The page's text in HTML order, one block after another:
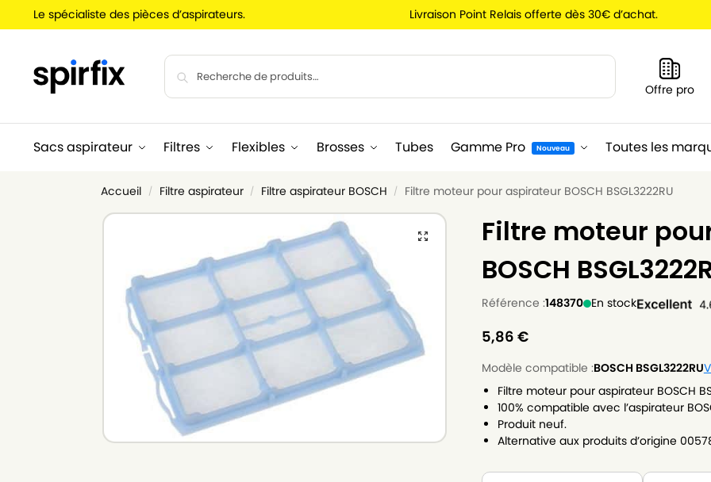
Le spécialiste des pièces d’aspirateurs. Livraison Point Relais offerte dès 30€ d’achat.
Offre pro
Sacs aspirateur Filtres Flexibles Brosses Tubes Gamme Pro Nouveau Toutes les
Accueil / Filtre aspirateur / Filtre aspirateur BOSCH / Filtre moteur pour aspirateur BOSCH BSGL3222RU
Filtre moteur
BOSCH
Référence :148370 En stock
5,86 €
Modèle compatible :BOSCH BSGL3222RU
Filtre moteur pour aspirateur BOSCH
100% compatible avec l’aspirateur
Produit neuf.
Alternative aux produits d’origine